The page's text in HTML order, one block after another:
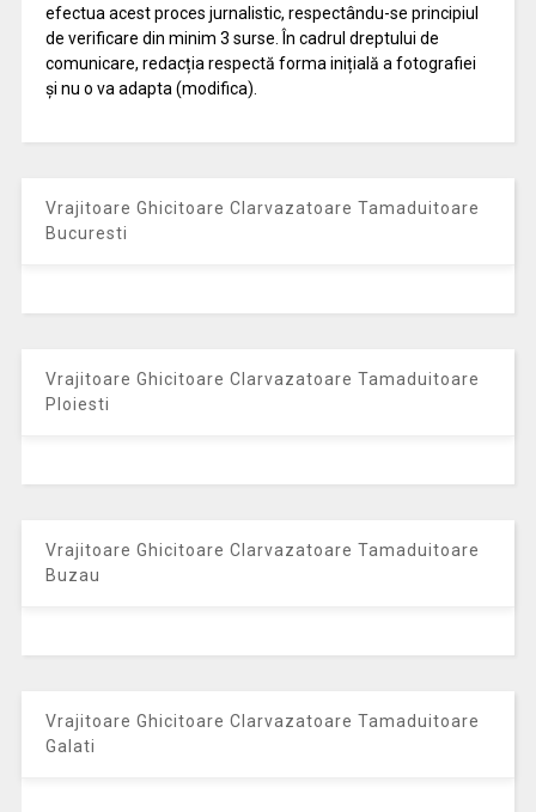
efectua acest proces jurnalistic, respectându-se principiul
de verificare din minim 3 surse. În cadrul dreptului de
comunicare, redacția respectă forma inițială a fotografiei
și nu o va adapta (modifica).
Vrajitoare Ghicitoare Clarvazatoare Tamaduitoare
Bucuresti
Vrajitoare Ghicitoare Clarvazatoare Tamaduitoare
Ploiesti
Vrajitoare Ghicitoare Clarvazatoare Tamaduitoare
Buzau
Vrajitoare Ghicitoare Clarvazatoare Tamaduitoare
Galati